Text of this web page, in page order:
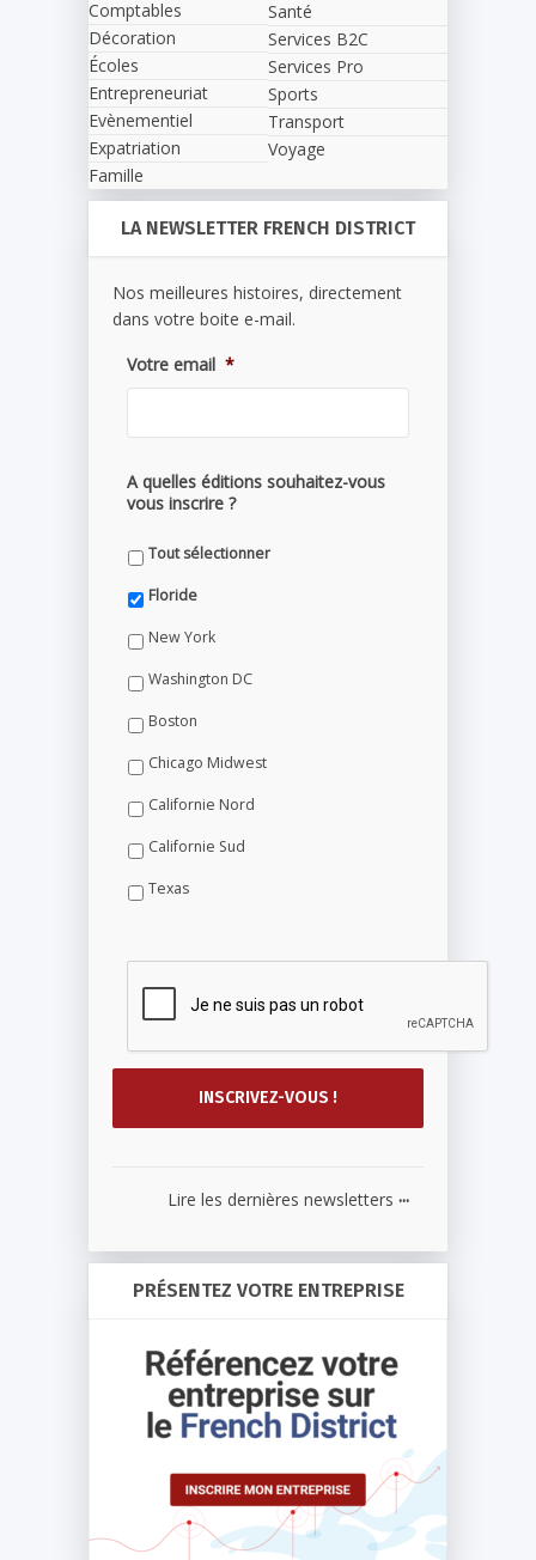
Comptables
Décoration
Écoles
Entrepreneuriat
Evènementiel
Expatriation
Famille
Santé
Services B2C
Services Pro
Sports
Transport
Voyage
LA NEWSLETTER FRENCH DISTRICT
Nos meilleures histoires, directement
dans votre boite e-mail.
Votre email *
A quelles éditions souhaitez-vous
vous inscrire ?
Tout sélectionner
Floride
New York
Washington DC
Boston
Chicago Midwest
Californie Nord
Californie Sud
Texas
Lire les dernières newsletters ...
PRÉSENTEZ VOTRE ENTREPRISE